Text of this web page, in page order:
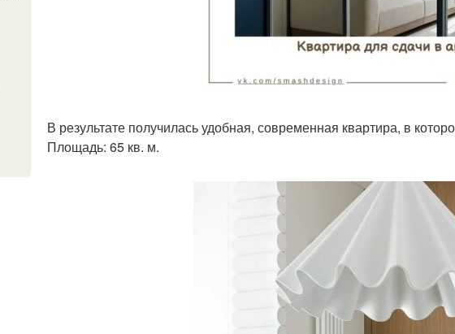
В результате получилась удобная, современная квартира, в
Площадь: 65 кв. м.